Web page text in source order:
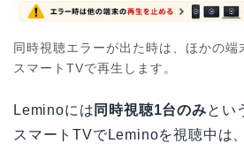
同時視聴エラーが出た時は、ほかの端
スマートTVで再生します。
Leminoには 同時視聴1台のみとい
スマートTVでLeminoを視聴中は